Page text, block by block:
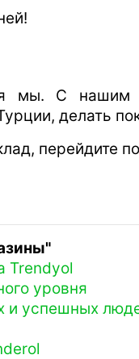
мы. С нашим
делать
перейдите
Trendyol
уровня
и успешных